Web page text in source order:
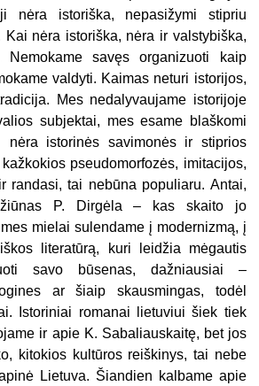
nėra istoriška, nepasižymi stipriu
Kai nėra istoriška, nėra ir valstybiška,
savęs organizuoti kaip
valdyti. Kaimas neturi istorijos,
Mes nedalyvaujame istorijoje
subjektai, mes esame blaškomi
nėra istorinės savimonės ir stiprios
pseudomorfozės, imitacijos,
randasi, tai nebūna populiaru. Antai,
P. Dirgėla – kas skaito jo
mes mielai sulendame į modernizmą, į
literatūrą, kuri leidžia mėgautis
savo būsenas, dažniausiai –
ar šiaip skausmingas, todėl
Istoriniai romanai lietuviui šiek tiek
ir apie K. Sabaliauskaitę, bet jos
kitokios kultūros reiškinys, tai nebe
Lietuva. Šiandien kalbame apie